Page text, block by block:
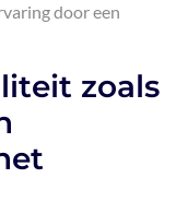
door een
zoals